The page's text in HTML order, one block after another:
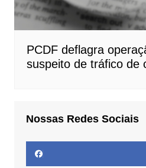
PCDF deflagra
suspeito de tráfico de
Nossas Redes Sociais